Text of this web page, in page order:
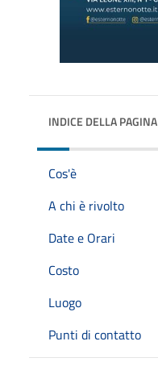
INDICE DELLA PAGINA
Cos'è
A chi è rivolto
Date e Orari
Costo
Luogo
Punti di contatto